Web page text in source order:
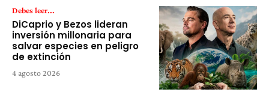
Debes leer...
DiCaprio y Bezos lideran
inversión millonaria para
salvar especies en peligro
de extinción
4 agosto 2026